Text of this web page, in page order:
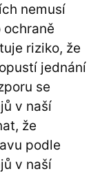
nemusí
riziko, že
jednání
se
v naší
že
podle
v naší